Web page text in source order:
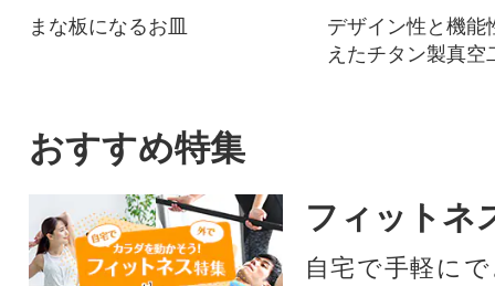
まな板になるお皿
デザイン性と機能
えたチタン製真空
おすすめ特集
フィットネ
自宅で手軽に